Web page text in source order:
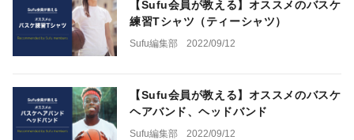
【Sufu会員が教える】オススメのバスケ
練習Tシャツ（ティーシャツ）
Sufu編集部 2022/09/12
【Sufu会員が教える】オススメのバスケ
ヘアバンド、ヘッドバンド
Sufu編集部 2022/09/12